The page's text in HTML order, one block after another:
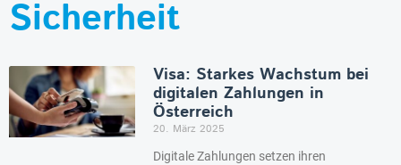
Sicherheit
Visa: Starkes Wachstum bei
digitalen Zahlungen in
Österreich
20. März 2025
Digitale Zahlungen setzen ihren